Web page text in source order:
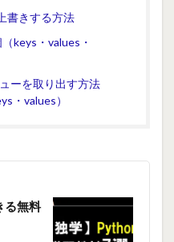
書きする方法
keys・values・
ーを取り出す方法
・values）
る無料